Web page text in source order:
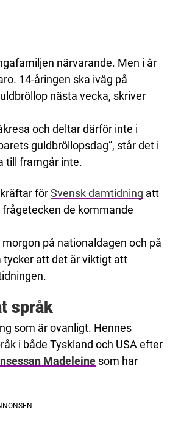
närvarande. Men i år
14-åringen ska iväg på
nästa vecka, skriver
och deltar därför inte i
guldbröllopsdag”, står det i
till framgår inte.
förSvensk damtidning att
de kommande
på nationaldagen och på
tycker att det är viktigt att
språk
som är ovanligt. Hennes
i både Tyskland och USA efter
Madeleine som har